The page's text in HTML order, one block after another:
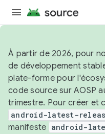
À partir de 2026, pour
de développement
plate-forme pour
code source sur AOSP
trimestre. Pour créer et
android-latest-
manifeste android-